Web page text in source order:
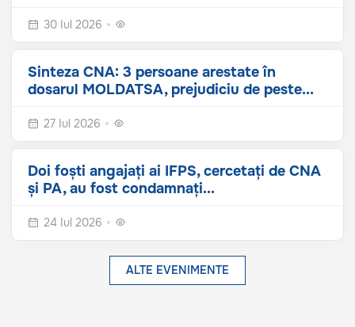
30 Iul 2026
Sinteza CNA: 3 persoane arestate în
dosarul MOLDATSA, prejudiciu de peste...
27 Iul 2026
Doi foști angajați ai IFPS, cercetați de CNA
și PA, au fost condamnați...
24 Iul 2026
ALTE EVENIMENTE